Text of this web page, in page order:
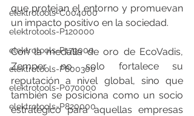
elektrotools-C004000
elektrotools-P120000
elektrotools-P179000
elektrotools-P800300
elektrotools-P070000
elektrotools-P820000
que protejan el entorno y promuevan
un impacto positivo en la sociedad.
Con la medalla de oro de EcoVadis,
Zemper no solo fortalece su
reputación a nivel global, sino que
también se posiciona como un socio
estratégico para aquellas empresas